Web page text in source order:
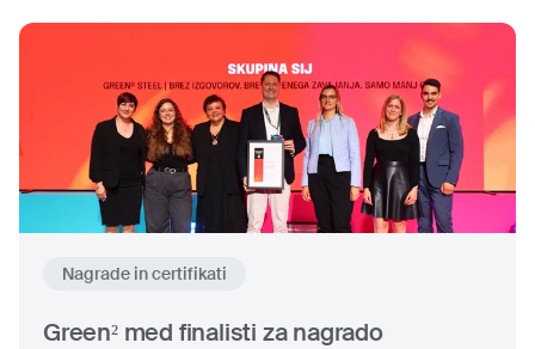
Nagrade in certifikati
Green² med finalisti za nagrado